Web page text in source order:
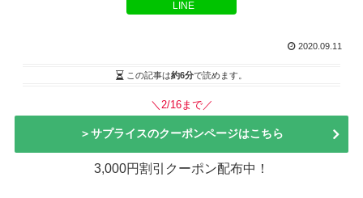
LINE
2020.09.11
この記事は約6分で読めます。
＼2/16まで／
＞サプライスのクーポンページはこちら
3,000円割引クーポン配布中！